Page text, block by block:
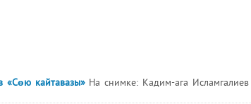
«Сөю кайтавазы»На снимке: Кадим-ага